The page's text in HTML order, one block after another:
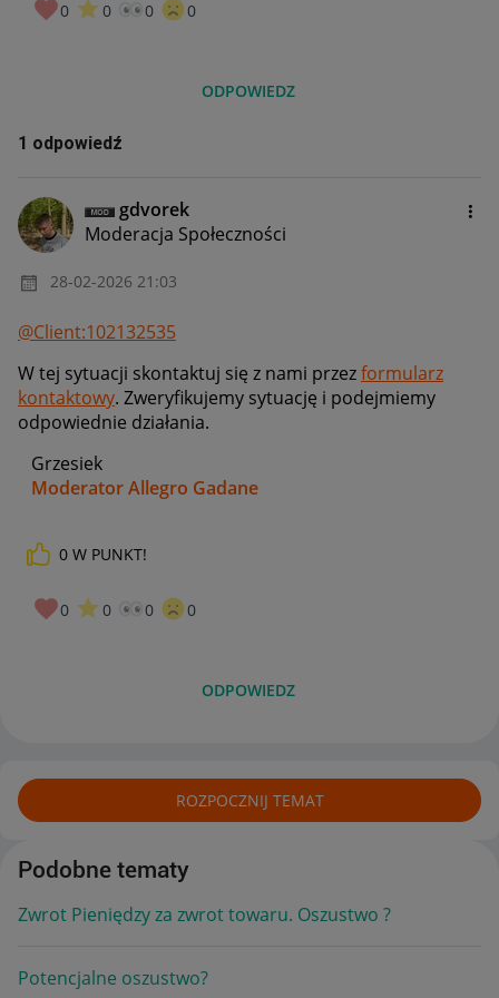
0 0 0 0
ODPOWIEDZ
1 odpowiedź
gdvorek
Moderacja Społeczności
‎28-02-2026 21:03
@Client:102132535
W tej sytuacji skontaktuj się z nami przezformularz
kontaktowy. Zweryfikujemy sytuację i podejmiemy
odpowiednie działania.
Grzesiek
Moderator Allegro Gadane
0 W PUNKT!
0 0 0 0
ODPOWIEDZ
ROZPOCZNIJ TEMAT
Podobne tematy
Zwrot Pieniędzy za zwrot towaru. Oszustwo ?
Potencjalne oszustwo?